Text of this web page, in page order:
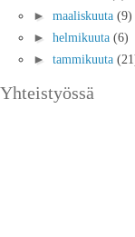
► maaliskuuta (9)
► helmikuuta (6)
► tammikuuta
Yhteistyössä